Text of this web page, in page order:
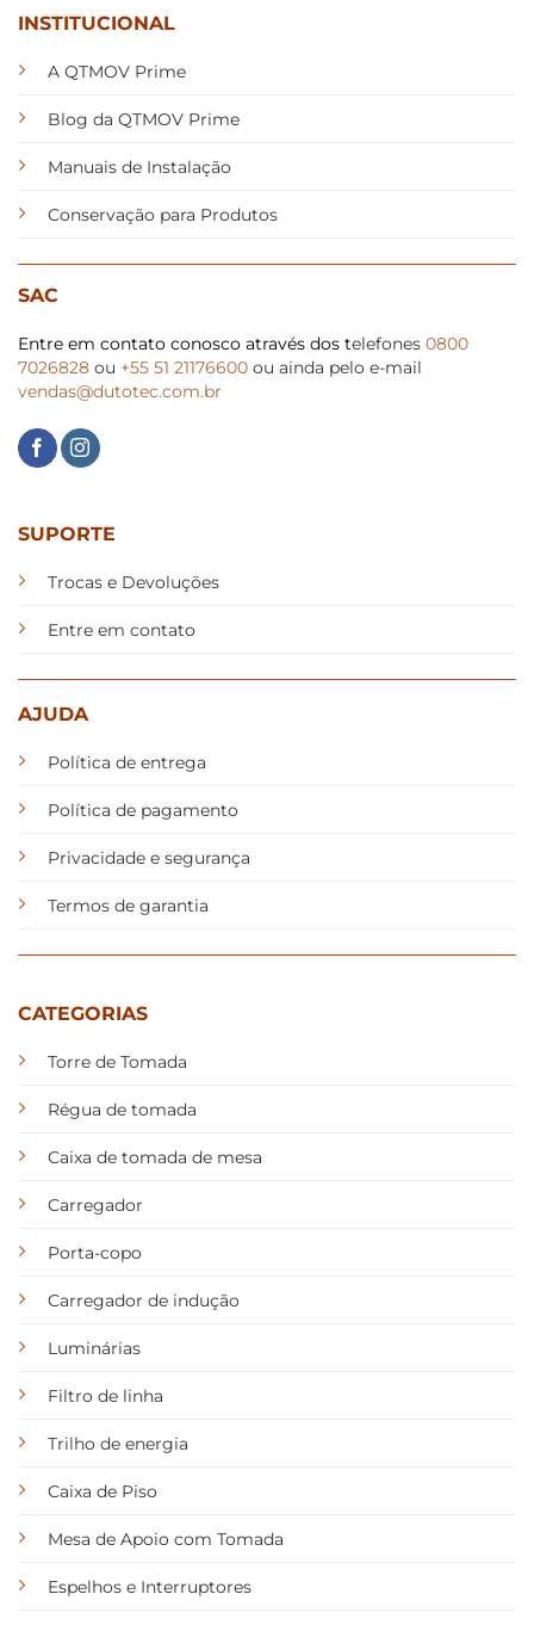
INSTITUCIONAL
A QTMOV Prime
Blog da QTMOV Prime
Manuais de Instalação
Conservação para Produtos
SAC
Entre em contato conosco através dos telefones 0800
7026828 ou +55 51 21176600 ou ainda pelo e-mail
vendas@dutotec.com.br
SUPORTE
Trocas e Devoluções
Entre em contato
AJUDA
Política de entrega
Política de pagamento
Privacidade e segurança
Termos de garantia
CATEGORIAS
Torre de Tomada
Régua de tomada
Caixa de tomada de mesa
Carregador
Porta-copo
Carregador de indução
Luminárias
Filtro de linha
Trilho de energia
Caixa de Piso
Mesa de Apoio com Tomada
Espelhos e Interruptores